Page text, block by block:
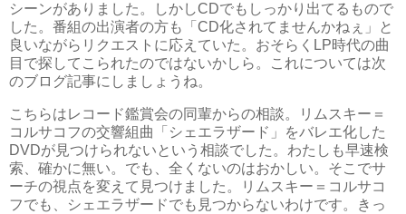
シーンがありました。しかしCDでもしっかり出てるもので
した。番組の出演者の方も「CD化されてませんかねぇ」と
良いながらリクエストに応えていた。おそらくLP時代の曲
目で探してこられたのではないかしら。これについては次
のブログ記事にしましょうね。
こちらはレコード鑑賞会の同輩からの相談。リムスキー＝
コルサコフの交響組曲「シェエラザード」をバレエ化した
DVDが見つけられないという相談でした。わたしも早速検
索、確かに無い。でも、全くないのはおかしい。そこでサ
ーチの視点を変えて見つけました。リムスキー＝コルサコ
フでも、シェエラザードでも見つからないわけです。きっ